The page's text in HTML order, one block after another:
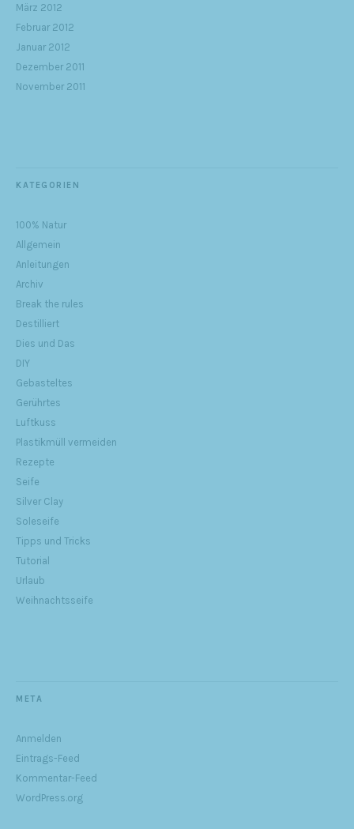
März 2012
Februar 2012
Januar 2012
Dezember 2011
November 2011
KATEGORIEN
100% Natur
Allgemein
Anleitungen
Archiv
Break the rules
Destilliert
Dies und Das
DIY
Gebasteltes
Gerührtes
Luftkuss
Plastikmüll vermeiden
Rezepte
Seife
Silver Clay
Soleseife
Tipps und Tricks
Tutorial
Urlaub
Weihnachtsseife
META
Anmelden
Eintrags-Feed
Kommentar-Feed
WordPress.org